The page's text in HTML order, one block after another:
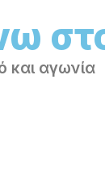
και αγωνία